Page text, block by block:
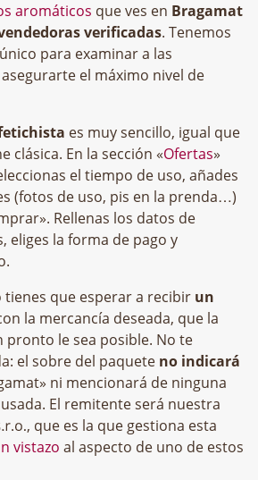
aromáticos que ves en Bragamat
verificadas. Tenemos
para examinar a las
el máximo nivel de
es muy sencillo, igual que
clásica. En la sección «Ofertas»
el tiempo de uso, añades
(fotos de uso, pis en la prenda…)
Rellenas los datos de
eliges la forma de pago y
que esperar a recibir un
la mercancía deseada, que la
pronto le sea posible. No te
el sobre del paquete no indicará
ni mencionará de ninguna
El remitente será nuestra
, que es la que gestiona esta
vistazo al aspecto de uno de estos